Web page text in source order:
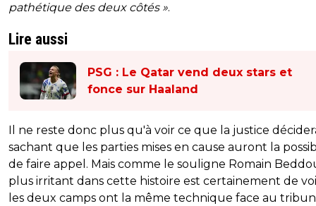
pathétique des deux côtés ».
Lire aussi
PSG : Le Qatar vend deux stars et
fonce sur Haaland
Il ne reste donc plus qu'à voir ce que la justice
sachant que les parties mises en cause auront la
de faire appel. Mais comme le souligne Romain
plus irritant dans cette histoire est certainement de
les deux camps ont la même technique face au